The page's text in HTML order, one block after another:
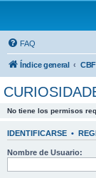
FAQ
Índice general
No tiene los permisos
IDENTIFICARSE •
Nombre de Usuario: